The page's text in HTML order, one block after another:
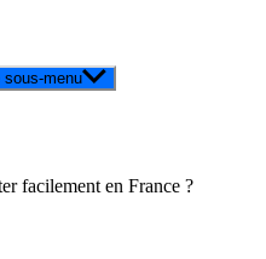
menu
facilement en France ?